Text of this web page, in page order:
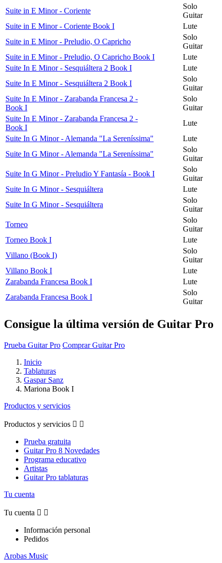
Suite in E Minor - Coriente
Solo
Guitar
Suite in E Minor - Coriente Book I
Lute
Suite in E Minor - Preludio, O Capricho
Solo
Guitar
Suite in E Minor - Preludio, O Capricho Book I
Lute
Suite In E Minor - Sesquiáltera 2 Book I
Lute
Suite In E Minor - Sesquiáltera 2 Book I
Solo
Guitar
Suite In E Minor - Zarabanda Francesa 2 -
Book I
Solo
Guitar
Suite In E Minor - Zarabanda Francesa 2 -
Book I
Lute
Suite In G Minor - Alemanda "La Sereníssima"
Lute
Suite In G Minor - Alemanda "La Sereníssima"
Solo
Guitar
Suite In G Minor - Preludio Y Fantasía - Book I
Solo
Guitar
Suite In G Minor - Sesquiáltera
Lute
Suite In G Minor - Sesquiáltera
Solo
Guitar
Torneo
Solo
Guitar
Torneo Book I
Lute
Villano (Book I)
Solo
Guitar
Villano Book I
Lute
Zarabanda Francesa Book I
Lute
Zarabanda Francesa Book I
Solo
Guitar
Consigue la última versión de Guitar Pro
Prueba Guitar Pro Comprar Guitar Pro
Inicio
Tablaturas
Gaspar Sanz
Mariona Book I
Productos y servicios
Productos y servicios  
Prueba gratuita
Guitar Pro 8 Novedades
Programa educativo
Artistas
Guitar Pro tablaturas
Tu cuenta
Tu cuenta  
Información personal
Pedidos
Arobas Music